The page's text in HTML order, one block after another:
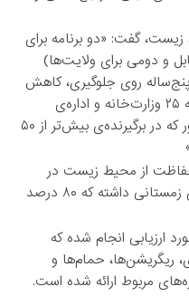
گفت: «دو برنامه برای
و دومی برای ولایت‌ها)
روی جلوگیری، کاهش
و مدیریت آلودگی هوای شهر کابل، به ۲۵ وزارت‌خانه و اداره‌ی
دولتی وظایف مشخص زیر ۱۳ سکتور که در برگیرنده‌ی بیش‌تر از ۵۰
از محیط زیست در
زمستان سال گذشته،۱۱ مورد برنامه‌ی زمستانی داشته که ۸۰ درصد
که در دو ماه گذشته، ۳۴۹ مورد ارزیابی انجام شده که
حمام‌ها و
مربوط ارائه شده است.